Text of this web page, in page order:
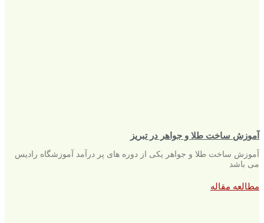
آموزش ساخت طلا و جواهر در تبریز
آموزش ساخت طلا و جواهر یکی از دوره های پر درآمد آموزشگاه رادیس
می باشد
مطالعه مقاله